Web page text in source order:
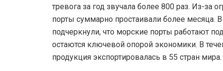
тревога за год звучала более 800 раз. Из-за
порты суммарно простаивали более месяца.
подчеркнули, что морские порты работают
остаются ключевой опорой экономики. В
продукция экспортировалась в 55 стран мира.